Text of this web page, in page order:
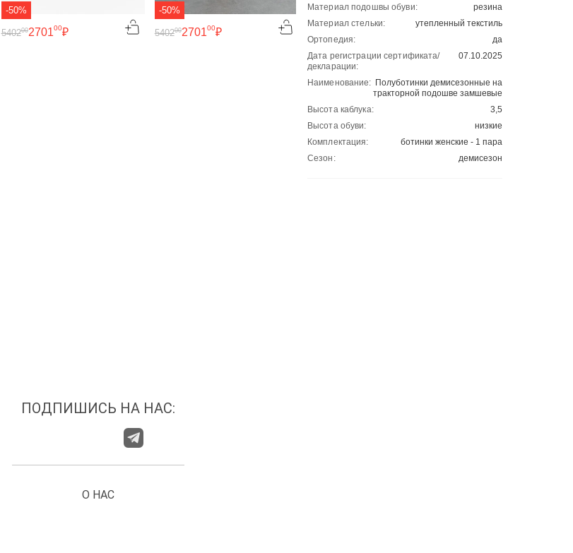
-50%
270100₽
540200
-50%
270100₽
540200
-50%
00
-50%
Материал подошвы обуви:
резина
Материал стельки:
утепленный текстиль
Ортопедия:
да
Дата регистрации сертификата/
декларации:
07.10.2025
Наименование: Полуботинки демисезонные на
тракторной подошве замшевые
Высота каблука:
3,5
Высота обуви:
низкие
Комплектация:
ботинки женские - 1 пара
Сезон:
демисезон
ПОДПИШИСЬ НА НАС:
О НАС